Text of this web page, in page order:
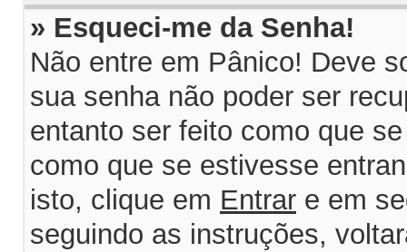
» Esqueci-me da Senha!
Não entre em Pânico! Deve
sua senha não poder ser
entanto ser feito como que
como que se estivesse
isto, clique em Entrar e em
seguindo as instruções,